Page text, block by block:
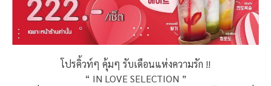
โปรคิ้วท์ๆ คุ้มๆ รับเดือนแห่งความรัก !!
“ IN LOVE SELECTION ”